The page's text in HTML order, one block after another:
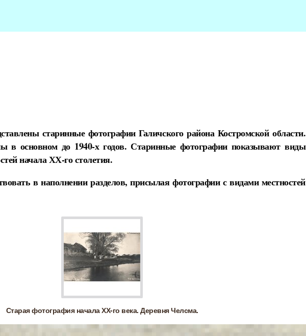
старинные фотографии Галичского района Костромской области.
в основном до 1940-х годов. Старинные фотографии показывают виды
начала ХХ-го столетия.
в наполнении разделов, присылая фотографии с видами местностей
Старая фотография начала ХХ-го века. Деревня Челсма.